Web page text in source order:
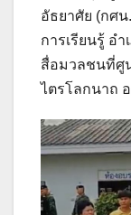
อัธยาศัย (กศ
การเรียนรู้ อ
สื่อมวลชนที่ศู
ไตรโลกนาถ